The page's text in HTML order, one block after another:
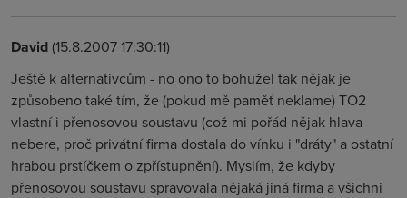
David(15.8.2007 17:30:11)
Ještě k alternativcům - no ono to bohužel tak nějak je
způsobeno také tím, že (pokud mě paměť neklame) TO2
vlastní i přenosovou soustavu (což mi pořád nějak hlava
nebere, proč privátní firma dostala do vínku i "dráty" a ostatní
hrabou prstíčkem o zpřístupnění). Myslím, že kdyby
přenosovou soustavu spravovala nějaká jiná firma a všichni